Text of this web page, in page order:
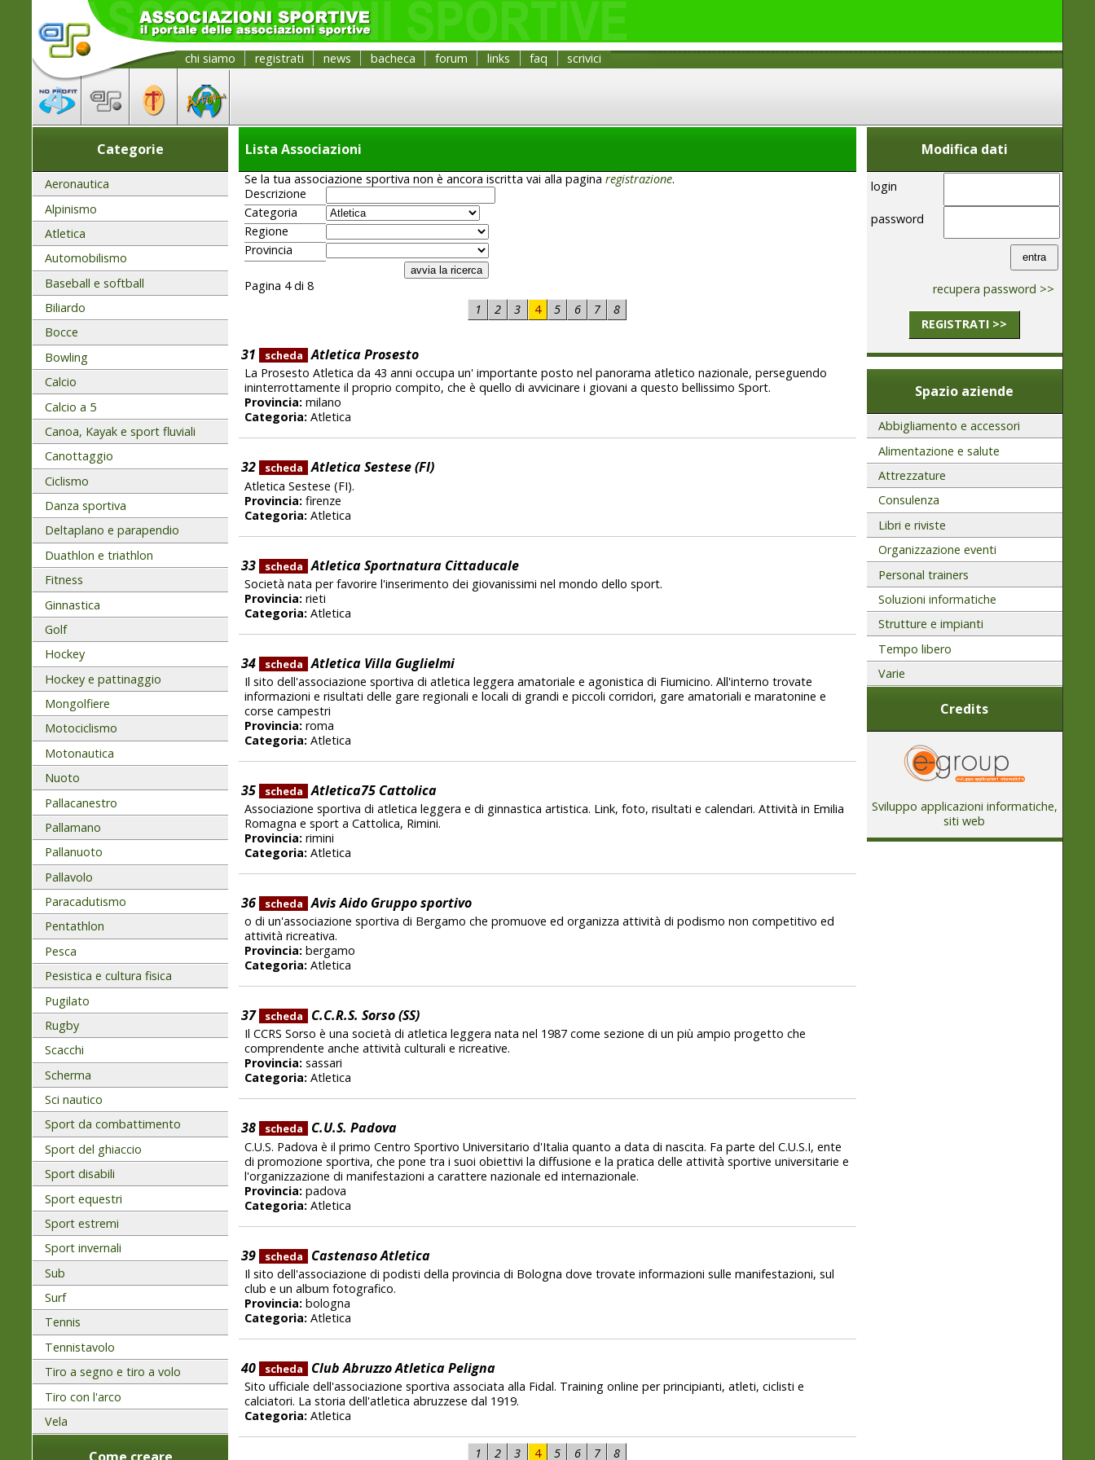
chi siamo registrati news bacheca forum links faq scrivici
Categorie
Aeronautica
Alpinismo
Atletica
Automobilismo
Baseball e softball
Biliardo
Bocce
Bowling
Calcio
Calcio a 5
Canoa, Kayak e sport fluviali
Canottaggio
Ciclismo
Danza sportiva
Deltaplano e parapendio
Duathlon e triathlon
Fitness
Ginnastica
Golf
Hockey
Hockey e pattinaggio
Mongolfiere
Motociclismo
Motonautica
Nuoto
Pallacanestro
Pallamano
Pallanuoto
Pallavolo
Paracadutismo
Pentathlon
Pesca
Pesistica e cultura fisica
Pugilato
Rugby
Scacchi
Scherma
Sci nautico
Sport da combattimento
Sport del ghiaccio
Sport disabili
Sport equestri
Sport estremi
Sport invernali
Sub
Surf
Tennis
Tennistavolo
Tiro a segno e tiro a volo
Tiro con l'arco
Vela
Lista Associazioni
Se la tua associazione sportiva non è ancora iscritta vai alla paginaregistrazione.
Descrizione
Categoria
Regione
Provincia
Pagina 4 di 8
1
2 3 4 5 6 7 8
31 scheda Atletica Prosesto
La Prosesto Atletica da 43 anni occupa un' importante posto nel panorama atletico nazionale, perseguendo
ininterrottamente il proprio compito, che è quello di avvicinare i giovani a questo bellissimo Sport.
Provincia: milano
Categoria: Atletica
32 scheda Atletica Sestese (FI)
Atletica Sestese (FI).
Provincia: firenze
Categoria: Atletica
33 scheda Atletica Sportnatura Cittaducale
Società nata per favorire l'inserimento dei giovanissimi nel mondo dello sport.
Provincia: rieti
Categoria: Atletica
34 scheda Atletica Villa Guglielmi
Il sito dell'associazione sportiva di atletica leggera amatoriale e agonistica di Fiumicino. All'interno trovate
informazioni e risultati delle gare regionali e locali di grandi e piccoli corridori, gare amatoriali e maratonine e
corse campestri
Provincia: roma
Categoria: Atletica
35 scheda Atletica75 Cattolica
Associazione sportiva di atletica leggera e di ginnastica artistica. Link, foto, risultati e calendari. Attività in Emilia
Romagna e sport a Cattolica, Rimini.
Provincia: rimini
Categoria: Atletica
36 scheda Avis Aido Gruppo sportivo
o di un'associazione sportiva di Bergamo che promuove ed organizza attività di podismo non competitivo ed
attività ricreativa.
Provincia: bergamo
Categoria: Atletica
37 scheda C.C.R.S. Sorso (SS)
Il CCRS Sorso è una società di atletica leggera nata nel 1987 come sezione di un più ampio progetto che
comprendente anche attività culturali e ricreative.
Provincia: sassari
Categoria: Atletica
38 scheda C.U.S. Padova
C.U.S. Padova è il primo Centro Sportivo Universitario d'Italia quanto a data di nascita. Fa parte del C.U.S.I, ente
di promozione sportiva, che pone tra i suoi obiettivi la diffusione e la pratica delle attività sportive universitarie e
l'organizzazione di manifestazioni a carattere nazionale ed internazionale.
Provincia: padova
Categoria: Atletica
39 scheda Castenaso Atletica
Il sito dell'associazione di podisti della provincia di Bologna dove trovate informazioni sulle manifestazioni, sul
club e un album fotografico.
Provincia: bologna
Categoria: Atletica
40 scheda Club Abruzzo Atletica Peligna
Sito ufficiale dell'associazione sportiva associata alla Fidal. Training online per principianti, atleti, ciclisti e
calciatori. La storia dell'atletica abruzzese dal 1919.
Categoria: Atletica
1 2 3 4 5 6 7 8
Modifica dati
login
password
recupera password >>
REGISTRATI >>
Spazio aziende
Abbigliamento e accessori
Alimentazione e salute
Attrezzature
Consulenza
Libri e riviste
Organizzazione eventi
Personal trainers
Soluzioni informatiche
Strutture e impianti
Tempo libero
Varie
Credits
Sviluppo applicazioni informatiche,
siti web